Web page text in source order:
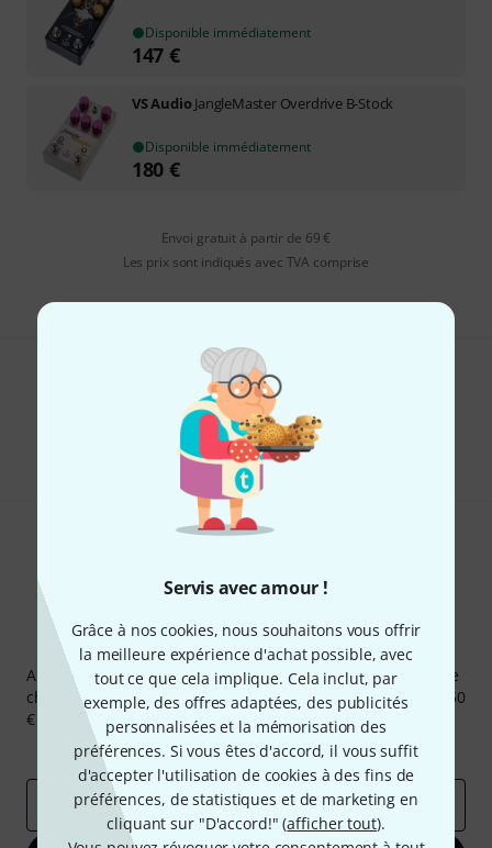
Servis avec amour !
Grâce à nos cookies, nous souhaitons vous offrir
la meilleure expérience d'achat possible, avec
tout ce que cela implique. Cela inclut, par
exemple, des offres adaptées, des publicités
personnalisées et la mémorisation des
préférences. Si vous êtes d'accord, il vous suffit
d'accepter l'utilisation de cookies à des fins de
préférences, de statistiques et de marketing en
cliquant sur "D'accord!" (afficher tout).
Disponible immédiatement
147 €
VS AudioJangleMaster Overdrive B-Stock
Disponible immédiatement
180 €
Envoi gratuit à partir de 69 €
Les prix sont indiqués avec TVA comprise
Aimez-vous ce que vous voyez ?
Partager Aide et commentaires
Newsletters Thomann
Abonnez-vous à la newsletter Thomann et, avec un peu de
chance, gagnez l'un des 50 bons d'achat d'une valeur de 50
€ chacun!
Articles inspirants
Deals Aperçus Thomann
Adresse e-mail*